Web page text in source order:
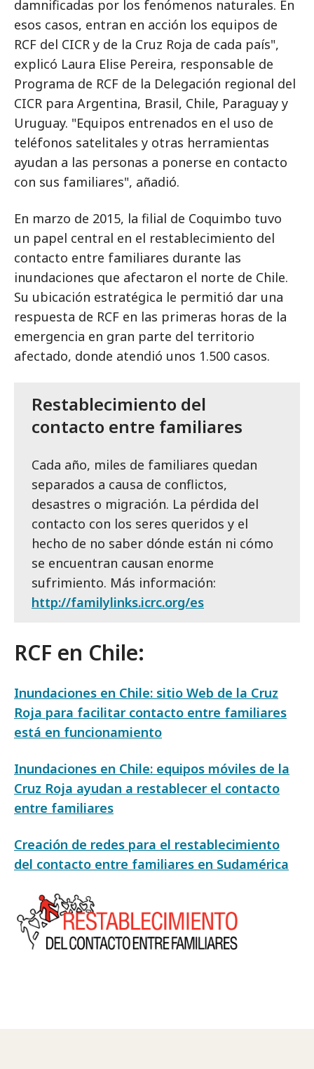
damnificadas por los fenómenos naturales. En
esos casos, entran en acción los equipos de
RCF del CICR y de la Cruz Roja de cada país",
explicó Laura Elise Pereira, responsable de
Programa de RCF de la Delegación regional del
CICR para Argentina, Brasil, Chile, Paraguay y
Uruguay. "Equipos entrenados en el uso de
teléfonos satelitales y otras herramientas
ayudan a las personas a ponerse en contacto
con sus familiares", añadió.
En marzo de 2015, la filial de Coquimbo tuvo
un papel central en el restablecimiento del
contacto entre familiares durante las
inundaciones que afectaron el norte de Chile.
Su ubicación estratégica le permitió dar una
respuesta de RCF en las primeras horas de la
emergencia en gran parte del territorio
afectado, donde atendió unos 1.500 casos.
Restablecimiento del
contacto entre familiares
Cada año, miles de familiares quedan
separados a causa de conflictos,
desastres o migración. La pérdida del
contacto con los seres queridos y el
hecho de no saber dónde están ni cómo
se encuentran causan enorme
sufrimiento. Más información:
http://familylinks.icrc.org/es
RCF en Chile:
Inundaciones en Chile: sitio Web de la Cruz
Roja para facilitar contacto entre familiares
está en funcionamiento
Inundaciones en Chile: equipos móviles de la
Cruz Roja ayudan a restablecer el contacto
entre familiares
Creación de redes para el restablecimiento
del contacto entre familiares en Sudamérica